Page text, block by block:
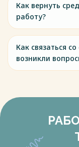
Как вернуть
работу?
Как связаться
возникли